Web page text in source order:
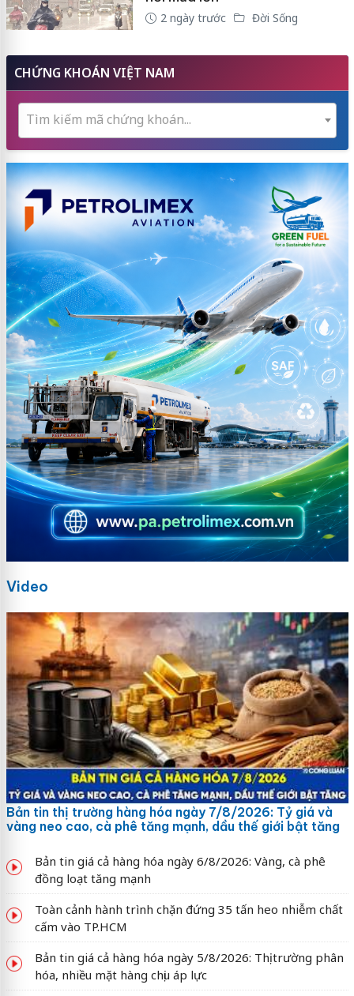
2 ngày trước Đời Sống
CHỨNG KHOÁN VIỆT NAM
Tìm kiếm mã chứng khoán...
Video
Bản tin thị trường hàng hóa ngày 7/8/2026: Tỷ giá và
vàng neo cao, cà phê tăng mạnh, dầu thế giới bật tăng
Bản tin giá cả hàng hóa ngày 6/8/2026: Vàng, cà phê
đồng loạt tăng mạnh
Toàn cảnh hành trình chặn đứng 35 tấn heo nhiễm chất
cấm vào TP.HCM
Bản tin giá cả hàng hóa ngày 5/8/2026: Thị trường phân
hóa, nhiều mặt hàng chịu áp lực